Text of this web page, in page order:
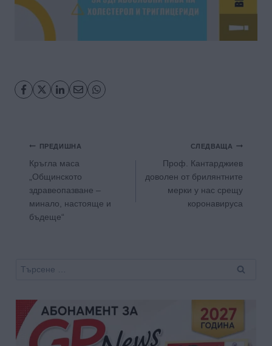
Навигация
ПРЕДИШНА
Кръгла маса
„Общинското
здравеопазване –
минало, настояще и
бъдеще“
СЛЕДВАЩА
Проф. Кантарджиев
доволен от брилянтните
мерки у нас срещу
коронавируса
Търсене